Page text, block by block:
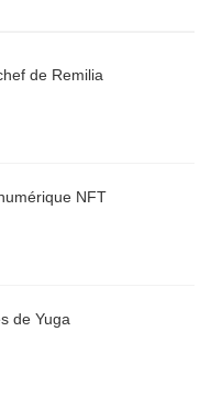
de Remilia
NFT
de Yuga